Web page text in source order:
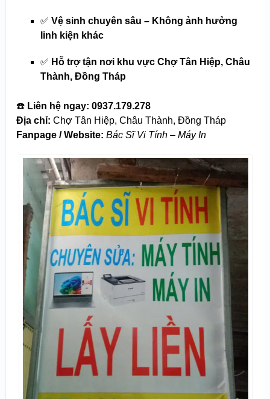
✅ Vệ sinh chuyên sâu – Không ảnh hưởng
linh kiện khác
✅ Hỗ trợ tận nơi khu vực Chợ Tân Hiệp, Châu
Thành, Đồng Tháp
☎️ Liên hệ ngay: 0937.179.278
Địa chỉ: Chợ Tân Hiệp, Châu Thành, Đồng Tháp
Fanpage / Website: Bác Sĩ Vi Tính – Máy In